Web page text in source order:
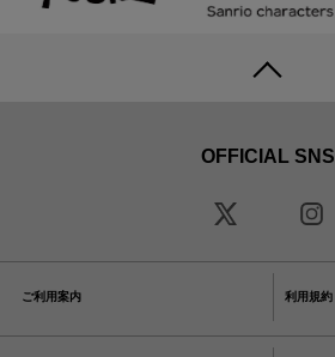
OFFICIAL SNS
ご利用案内 利用規約